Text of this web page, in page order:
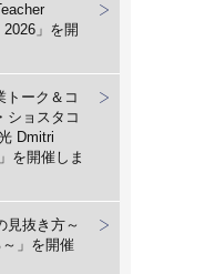
」を開
トーク＆コ
ショスタコ
Dmitri
を開催しま
見抜き方～
」を開催